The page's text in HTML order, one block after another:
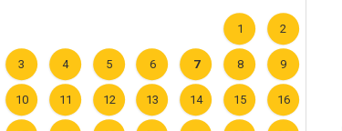
1 2
3 4 5 6 7 8 9
10 11 12 13 14 15 16